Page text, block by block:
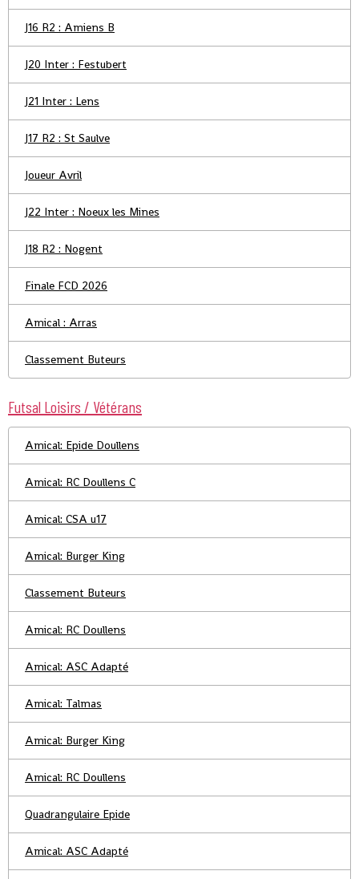
J16 R2 : Amiens B
J20 Inter : Festubert
J21 Inter : Lens
J17 R2 : St Saulve
Joueur Avril
J22 Inter : Noeux les Mines
J18 R2 : Nogent
Finale FCD 2026
Amical : Arras
Classement Buteurs
Futsal Loisirs / Vétérans
Amical: Epide Doullens
Amical: RC Doullens C
Amical: CSA u17
Amical: Burger King
Classement Buteurs
Amical: RC Doullens
Amical: ASC Adapté
Amical: Talmas
Amical: Burger King
Amical: RC Doullens
Quadrangulaire Epide
Amical: ASC Adapté